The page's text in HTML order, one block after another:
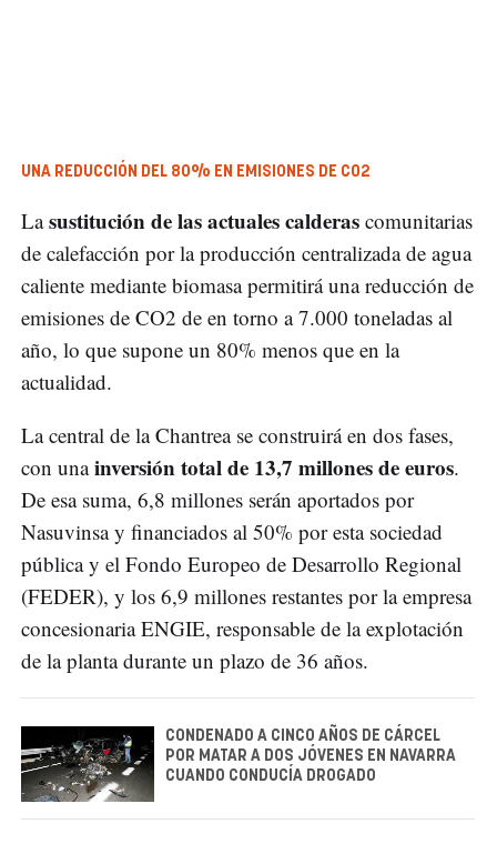
UNA REDUCCIÓN DEL 80% EN EMISIONES DE CO2
Lasustitución de las actuales calderas comunitarias
de calefacción por la producción centralizada de agua
caliente mediante biomasa permitirá una reducción de
emisiones de CO2 de en torno a 7.000 toneladas al
año, lo que supone un 80% menos que en la
actualidad.
La central de la Chantrea se construirá en dos fases,
con unainversión total de 13,7 millones de euros.
De esa suma, 6,8 millones serán aportados por
Nasuvinsa y financiados al 50% por esta sociedad
pública y el Fondo Europeo de Desarrollo Regional
(FEDER), y los 6,9 millones restantes por la empresa
concesionaria ENGIE, responsable de la explotación
de la planta durante un plazo de 36 años.
CONDENADO A CINCO AÑOS DE CÁRCEL
POR MATAR A DOS JÓVENES EN NAVARRA
CUANDO CONDUCÍA DROGADO